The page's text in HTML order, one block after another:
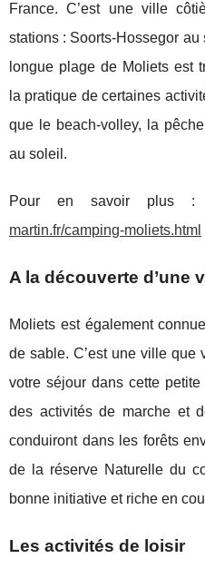
France. C’est une ville
stations : Soorts-Hossegor
longue plage de Moliets est
la pratique de certaines
que le beach-volley, la
au soleil.
Pour en savoir plus :
martin.fr/camping-moliets.html
A la découverte d’une
Moliets est également
de sable. C’est une ville que
votre séjour dans cette
des activités de marche et
conduiront dans les forêts
de la réserve Naturelle du
bonne initiative et riche en
Les activités de loisir